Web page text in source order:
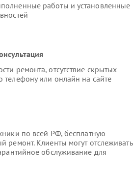
работы и установленные
ремонта, отсутствие скрытых
телефону или онлайн на сайте
по всей РФ, бесплатную
ремонт. Клиенты могут отслеживать
обслуживание для